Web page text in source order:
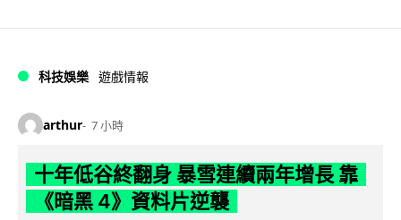
科技娛樂 遊戲情報
arthur 7 小時
十年低谷終翻身 暴雪連續兩年增長 靠
《暗黑 4》資料片逆襲